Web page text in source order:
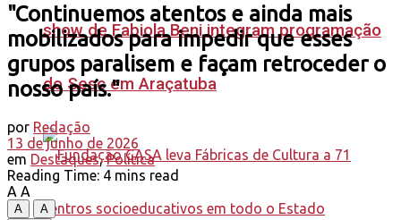
show de Fabiola Beni integram programação
do Sesc em Araçatuba
"Continuemos atentos e ainda mais
mobilizados para impedir que esses
grupos paralisem e façam retroceder o
nosso país."
por Redação
13 de junho de 2026
em Destaques,Política
Reading Time: 4 mins read
A A
A
A